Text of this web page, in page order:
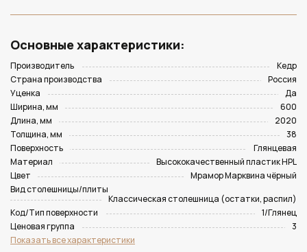
Основные характеристики:
Производитель
Кедр
Страна производства
Россия
Уценка
Да
Ширина, мм
600
Длина, мм
2020
Толщина, мм
38
Поверхность
Глянцевая
Материал
Высококачественный пластик HPL
Цвет
Мрамор Марквина чёрный
Вид столешницы/плиты
Классическая столешница (остатки, распил)
Код/Тип поверхности
1/Глянец
Ценовая группа
3
Показать все характеристики